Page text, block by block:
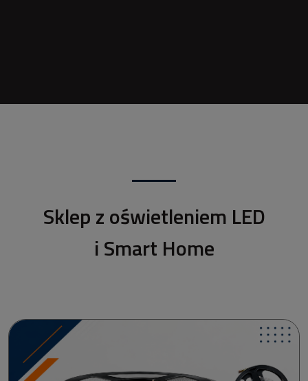
Sklep z oświetleniem LED
i Smart Home